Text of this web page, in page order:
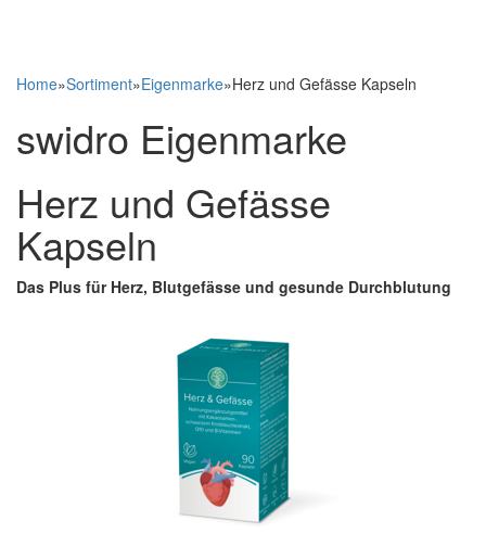
Home»Sortiment»Eigenmarke»Herz und Gefässe Kapseln
swidro Eigenmarke
Herz und Gefässe
Kapseln
Das Plus für Herz, Blutgefässe und gesunde Durchblutung